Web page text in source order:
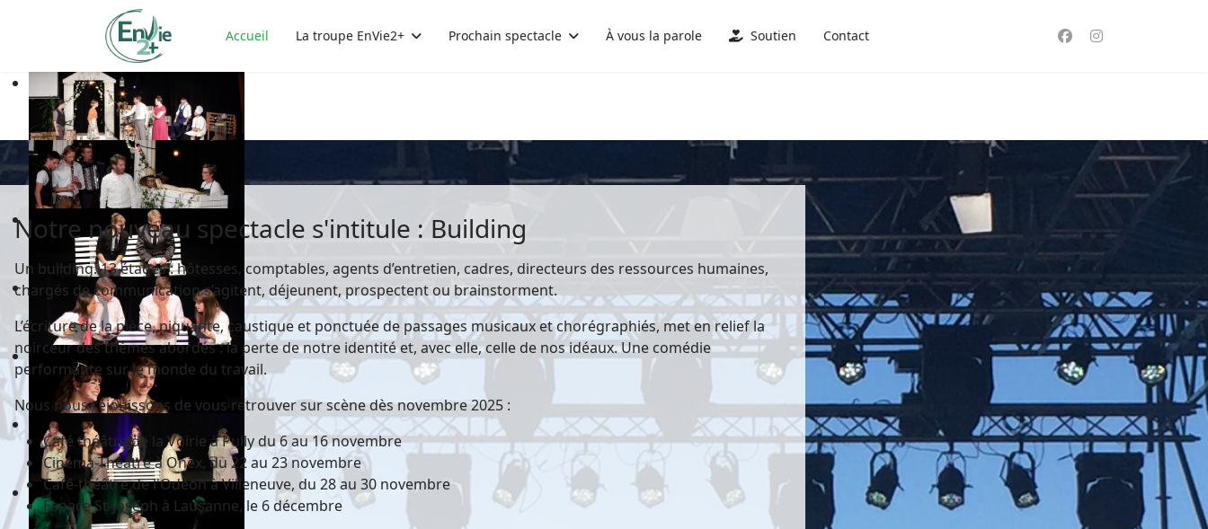
Accueil La troupe EnVie2+ Prochain spectacle À vous la parole Soutien Contact
Notre nouveau spectacle s'intitule : Building
Un building. 13 étages : hôtesses, comptables, agents d’entretien, cadres, directeurs des ressources humaines,
chargés de communication s’agitent, déjeunent, prospectent ou brainstorment.
L’écriture de la pièce, piquante, caustique et ponctuée de passages musicaux et chorégraphiés, met en relief la
noirceur des thèmes abordés : la perte de notre identité et, avec elle, celle de nos idéaux. Une comédie
performante sur le monde du travail.
Nous nous réjouissons de vous retrouver sur scène dès novembre 2025 :
Café théâtre de la Voirie à Pully du 6 au 16 novembre
Cinéma-Théâtre à Onex, du 22 au 23 novembre
Café-théâtre de l'Odéon à Villeneuve, du 28 au 30 novembre
Espace St-Joseph à Lausanne, le 6 décembre